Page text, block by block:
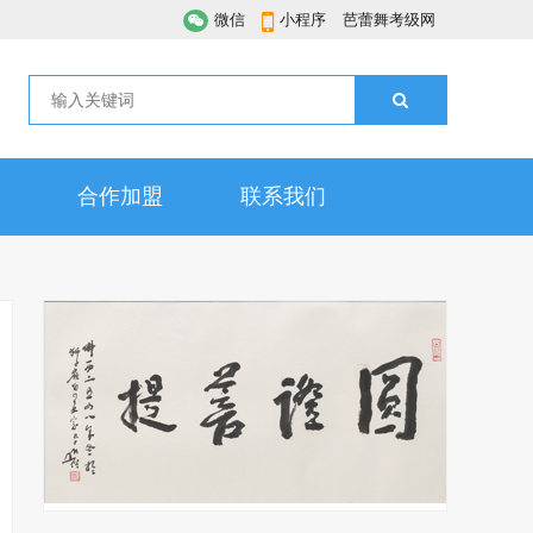
微信 小程序 芭蕾舞考级网
合作加盟 联系我们